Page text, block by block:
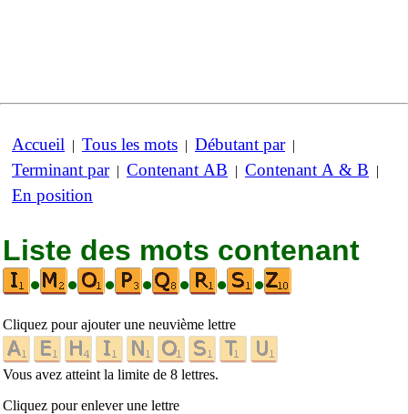
Accueil | Tous les mots | Débutant par|
Terminant par| Contenant AB | Contenant A & B |
En position
Liste des mots contenant
•
• • • • • •
Cliquez pour ajouter une neuvième lettre
Vous avez atteint la limite de 8 lettres.
Cliquez pour enlever une lettre